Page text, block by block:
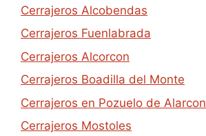
Cerrajeros Alcobendas
Cerrajeros Fuenlabrada
Cerrajeros Alcorcon
Cerrajeros Boadilla del Monte
Cerrajeros en Pozuelo de Alarcon
Cerrajeros Mostoles